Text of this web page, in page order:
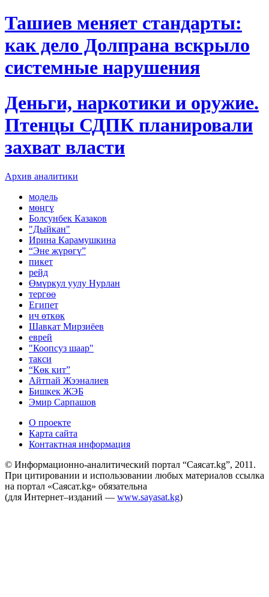
Ташиев меняет стандарты:
как дело Долпрана вскрыло
системные нарушения
Деньги, наркотики и оружие.
Птенцы СДПК планировали
захват власти
Архив аналитики
модель
мөңгү
Болсунбек Казаков
"Дыйкан"
Ирина Карамушкина
“Эне жүрөгү”
пикет
рейд
Өмүркул уулу Нурлан
тергөө
Египет
ич өткөк
Шавкат Мирзиёев
еврей
"Коопсуз шаар"
такси
“Көк кит”
Айтпай Жээналиев
Бишкек ЖЭБ
Эмир Сарпашов
О проекте
Карта сайта
Контактная информация
© Информационно-аналитический портал “Саясат.kg”, 2011.
При цитировании и использовании любых материалов ссылка
на портал «Саясат.kg» обязательна
(для Интернет–изданий — www.sayasat.kg)